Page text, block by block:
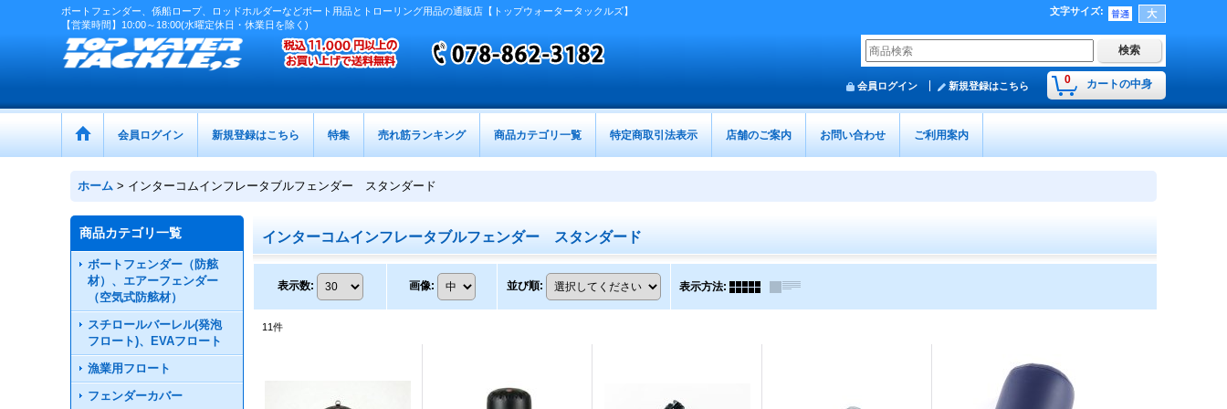
ボートフェンダー、係船ロープ、ロッドホルダーなどボート用品とトローリング用品の通販店【トップウォータータックルズ】
【営業時間】10:00～18:00(水曜定休日・休業日を除く)
文字サイズ:
0 カートの中身
会員ログイン 新規登録はこちら
会員ログイン 新規登録はこちら 特集 売れ筋ランキング 商品カテゴリ一覧 特定商取引法表示 店舗のご案内 お問い合わせ ご利用案内
ホーム > インターコムインフレータブルフェンダー スタンダード
商品カテゴリ一覧
ボートフェンダー（防舷
材）、エアーフェンダー
（空気式防舷材）
スチロールバーレル(発泡
フロート)、EVAフロート
漁業用フロート
フェンダーカバー
インターコムインフレータブルフェンダー スタンダード
表示数: 画像: 並び順: 表示方法:
11件